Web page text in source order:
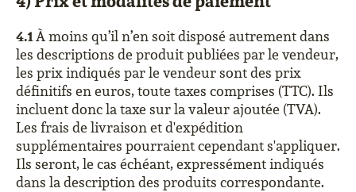
4.1À moins qu’il n’en soit disposé autrement dans
les descriptions de produit publiées par le vendeur,
les prix indiqués par le vendeur sont des prix
définitifs en euros, toute taxes comprises (TTC). Ils
incluent donc la taxe sur la valeur ajoutée (TVA).
Les frais de livraison et d'expédition
supplémentaires pourraient cependant s'appliquer.
Ils seront, le cas échéant, expressément indiqués
dans la description des produits correspondante.